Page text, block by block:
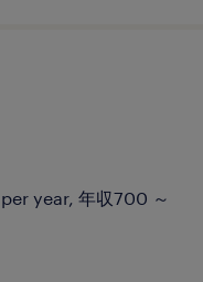
year, 年収700 ～